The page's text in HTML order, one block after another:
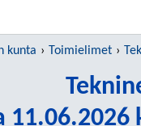
kunta Toimielimet
11.06.2026